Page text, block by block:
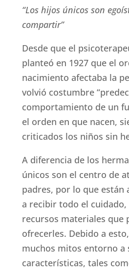
“Los hijos únicos son
compartir”
Desde que el
planteó en 1927 que el
nacimiento afectaba la
volvió costumbre
comportamiento de un
el orden en que nacen,
criticados los niños sin
A diferencia de los
únicos son el centro de
padres, por lo que están
a recibir todo el
recursos materiales que
ofrecerles. Debido a
muchos mitos entorno a
características, tales